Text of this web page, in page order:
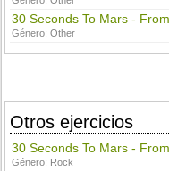
30 Seconds To Mars -
Género:Other
Otros ejercicios
30 Seconds To Mars -
Género: Rock